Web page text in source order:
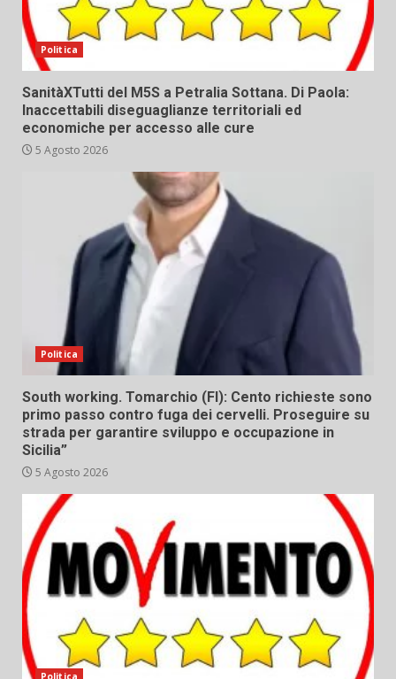
Politica
SanitàXTutti del M5S a Petralia Sottana. Di Paola:
Inaccettabili diseguaglianze territoriali ed
economiche per accesso alle cure
5 Agosto 2026
Politica
South working. Tomarchio (FI): Cento richieste sono
primo passo contro fuga dei cervelli. Proseguire su
strada per garantire sviluppo e occupazione in
Sicilia”
5 Agosto 2026